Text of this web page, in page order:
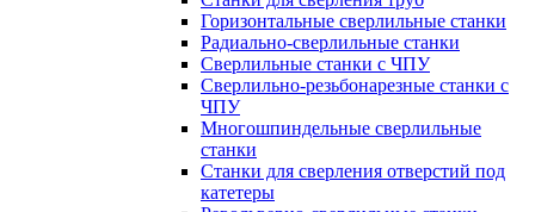
Горизонтальные сверлильные станки
Радиально-сверлильные станки
Сверлильные станки с ЧПУ
Сверлильно-резьбонарезные станки с
ЧПУ
Многошпиндельные сверлильные
станки
Станки для сверления отверстий под
катетеры